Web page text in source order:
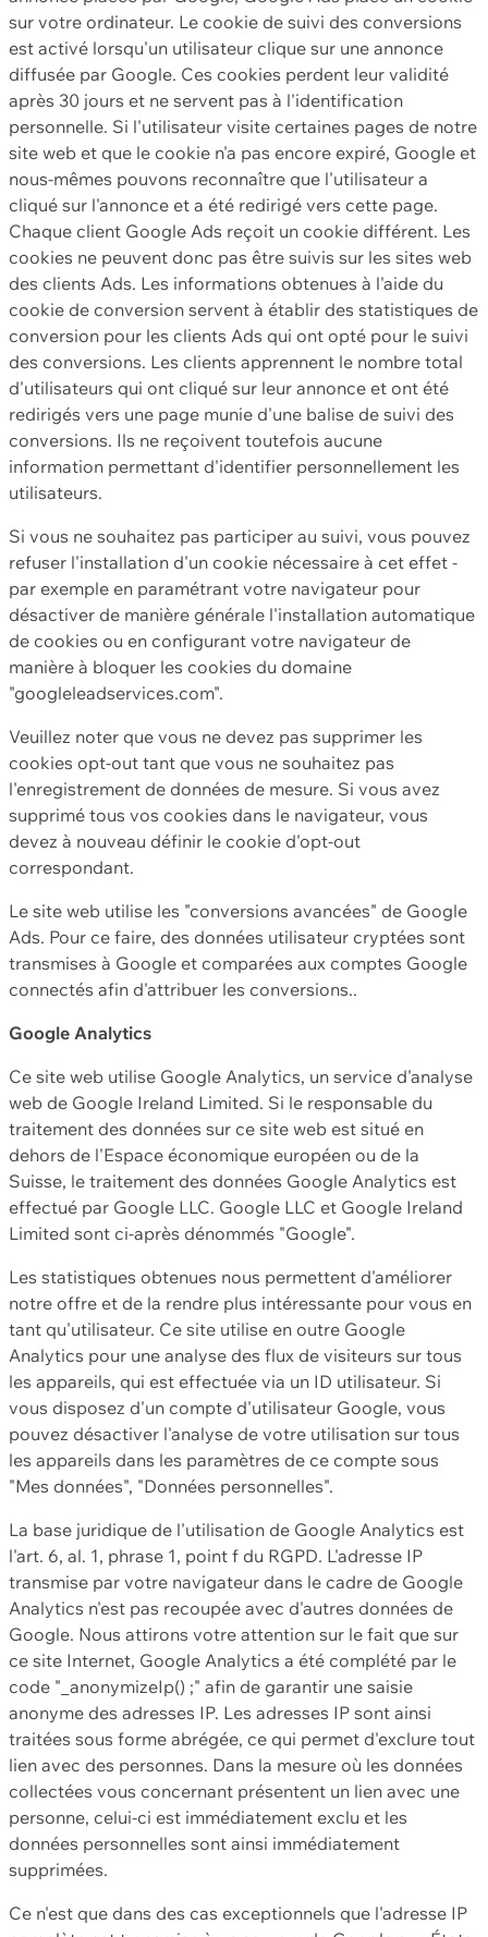
sur votre ordinateur. Le cookie de suivi des conversions
est activé lorsqu'un utilisateur clique sur une annonce
diffusée par Google. Ces cookies perdent leur validité
après 30 jours et ne servent pas à l'identification
personnelle. Si l'utilisateur visite certaines pages de notre
site web et que le cookie n'a pas encore expiré, Google et
nous-mêmes pouvons reconnaître que l'utilisateur a
cliqué sur l'annonce et a été redirigé vers cette page.
Chaque client Google Ads reçoit un cookie différent. Les
cookies ne peuvent donc pas être suivis sur les sites web
des clients Ads. Les informations obtenues à l'aide du
cookie de conversion servent à établir des statistiques de
conversion pour les clients Ads qui ont opté pour le suivi
des conversions. Les clients apprennent le nombre total
d'utilisateurs qui ont cliqué sur leur annonce et ont été
redirigés vers une page munie d'une balise de suivi des
conversions. Ils ne reçoivent toutefois aucune
information permettant d'identifier personnellement les
utilisateurs.
Si vous ne souhaitez pas participer au suivi, vous pouvez
refuser l'installation d'un cookie nécessaire à cet effet -
par exemple en paramétrant votre navigateur pour
désactiver de manière générale l'installation automatique
de cookies ou en configurant votre navigateur de
manière à bloquer les cookies du domaine
"googleleadservices.com".
Veuillez noter que vous ne devez pas supprimer les
cookies opt-out tant que vous ne souhaitez pas
l'enregistrement de données de mesure. Si vous avez
supprimé tous vos cookies dans le navigateur, vous
devez à nouveau définir le cookie d'opt-out
correspondant.
Le site web utilise les "conversions avancées" de Google
Ads. Pour ce faire, des données utilisateur cryptées sont
transmises à Google et comparées aux comptes Google
connectés afin d'attribuer les conversions..
Google Analytics
Ce site web utilise Google Analytics, un service d'analyse
web de Google Ireland Limited. Si le responsable du
traitement des données sur ce site web est situé en
dehors de l'Espace économique européen ou de la
Suisse, le traitement des données Google Analytics est
effectué par Google LLC. Google LLC et Google Ireland
Limited sont ci-après dénommés "Google".
Les statistiques obtenues nous permettent d'améliorer
notre offre et de la rendre plus intéressante pour vous en
tant qu'utilisateur. Ce site utilise en outre Google
Analytics pour une analyse des flux de visiteurs sur tous
les appareils, qui est effectuée via un ID utilisateur. Si
vous disposez d'un compte d'utilisateur Google, vous
pouvez désactiver l'analyse de votre utilisation sur tous
les appareils dans les paramètres de ce compte sous
"Mes données", "Données personnelles".
La base juridique de l'utilisation de Google Analytics est
l'art. 6, al. 1, phrase 1, point f du RGPD. L'adresse IP
transmise par votre navigateur dans le cadre de Google
Analytics n'est pas recoupée avec d'autres données de
Google. Nous attirons votre attention sur le fait que sur
ce site Internet, Google Analytics a été complété par le
code "_anonymizeIp() ;" afin de garantir une saisie
anonyme des adresses IP. Les adresses IP sont ainsi
traitées sous forme abrégée, ce qui permet d'exclure tout
lien avec des personnes. Dans la mesure où les données
collectées vous concernant présentent un lien avec une
personne, celui-ci est immédiatement exclu et les
données personnelles sont ainsi immédiatement
supprimées.
Ce n'est que dans des cas exceptionnels que l'adresse IP